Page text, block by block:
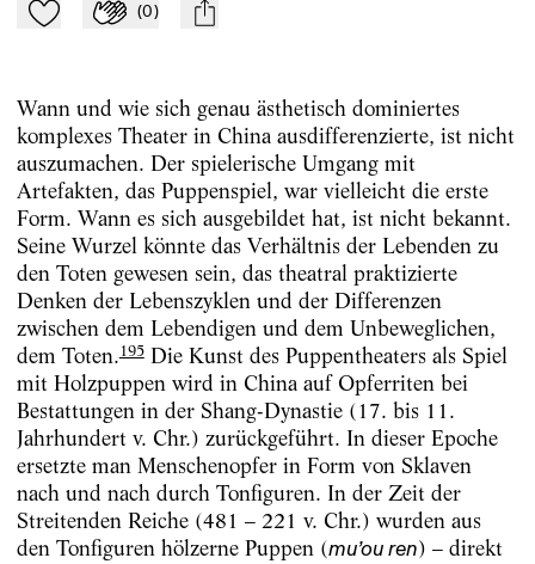
Zu Mein-TdZ hinzufügen
Applaudieren
(0) mail
Wann und wie sich genau ästhetisch dominiertes
komplexes Theater in China ausdifferenzierte, ist nicht
auszumachen. Der spielerische Umgang mit
Artefakten, das Puppenspiel, war vielleicht die erste
Form. Wann es sich ausgebildet hat, ist nicht bekannt.
Seine Wurzel könnte das Verhältnis der Lebenden zu
den Toten gewesen sein, das theatral praktizierte
Denken der Lebenszyklen und der Differenzen
zwischen dem Lebendigen und dem Unbeweglichen,
dem Toten.195Die Kunst des Puppentheaters als Spiel
mit Holzpuppen wird in China auf Opferriten bei
Bestattungen in der Shang-Dynastie (17. bis 11.
Jahrhundert v. Chr.) zurückgeführt. In dieser Epoche
ersetzte man Menschenopfer in Form von Sklaven
nach und nach durch Tonfiguren. In der Zeit der
Streitenden Reiche (481 – 221 v. Chr.) wurden aus
den Tonfiguren hölzerne Puppen (mu’ou ren) – direkt